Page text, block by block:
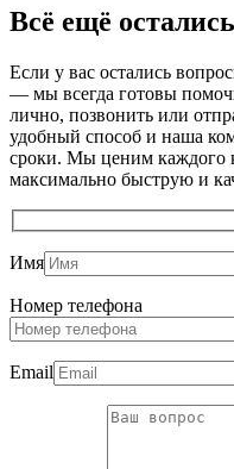
Всё ещё остались
Если у вас остались
— мы всегда готовы
лично, позвонить или
удобный способ и наша
сроки. Мы ценим каждого
максимально быструю и
Имя
Номер телефона
Email